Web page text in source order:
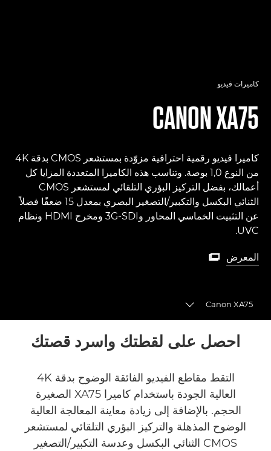
كاميرات فيديو
CANONXA75
كاميرا فيديو رقمية احترافية مزوّدة بمستشعر CMOS بدقة 4K
من النوع 1,0 بوصة. وتناسب هذه الكاميرا المتعددة المزايا كل
أعمالك، بفضل التركيز البؤري التلقائي لمستشعر CMOS
الثنائي البكسل والتكبير/التصغير البصري بمعدل 15 ضعفًا فضلاً
عن التثبيت الخماسي المحاور و3G-SDI ومخرج HDMI ونظام
UVC.
المعرض
المعرض

Canon XA75
Toggle breadcrumbs
نظرة عامةاحصل على لقطتك واسرد قصتك
التقط مقاطع الفيديو الفائقة الوضوح بدقة 4K
العالية الجودة باستخدام كاميرا XA75 الصغيرة
الحجم. بالإضافة إلى زيادة معاينة المعالجة العالية
الوضوح المذهلة والتركيز البؤري التلقائي لمستشعر
CMOS الثنائي البكسل وعدسة التكبير/التصغير